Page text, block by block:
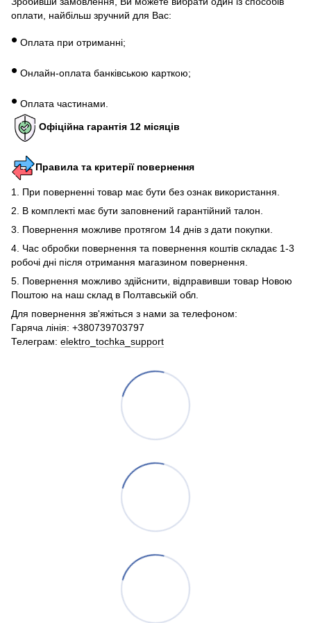
оплати, найбільш зручний для Вас:
• Оплата при отриманні;
• Онлайн-оплата банківською карткою;
• Оплата частинами.
Офіційна гарантія 12 місяців
Правила та критерії повернення
1. При поверненні товар має бути без ознак використання.
2. В комплекті має бути заповнений гарантійний талон.
3. Повернення можливе протягом 14 днів з дати покупки.
4. Час обробки повернення та повернення коштів складає 1-3
робочі дні після отримання магазином повернення.
5. Повернення можливо здійснити, відправивши товар Новою
Поштою на наш склад в Полтавській обл.
Для повернення зв'яжіться з нами за телефоном:
Гаряча лінія: +380739703797
Телеграм: elektro_tochka_support